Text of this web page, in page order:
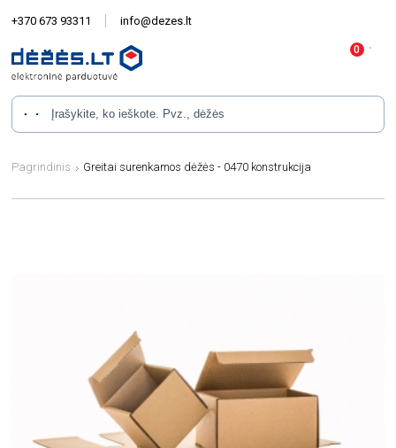
+370 673 93311 info@dezes.lt
Pagrindinis Greitai surenkamos dėžės - 0470 konstrukcija